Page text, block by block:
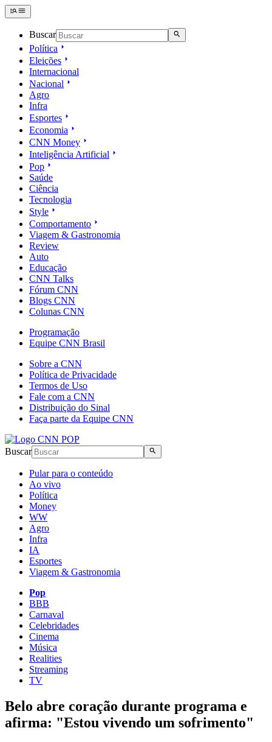
Buscar
Política
Eleições
Internacional
Nacional
Agro
Infra
Esportes
Economia
CNN Money
Inteligência Artificial
Pop
Saúde
Ciência
Tecnologia
Style
Comportamento
Viagem & Gastronomia
Review
Auto
Educação
CNN Talks
Fórum CNN
Blogs CNN
Colunas CNN
Programação
Equipe CNN Brasil
Sobre a CNN
Política de Privacidade
Termos de Uso
Fale com a CNN
Distribuição do Sinal
Faça parte da Equipe CNN
Buscar
Pular para o conteúdo
Ao vivo
Política
Money
WW
Agro
Infra
IA
Esportes
Viagem & Gastronomia
Pop
BBB
Carnaval
Celebridades
Cinema
Música
Realities
Streaming
TV
Belo abre coração durante programa e
afirma: "Estou vivendo um sofrimento"